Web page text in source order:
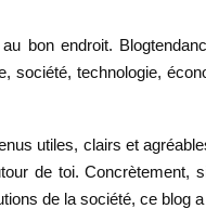
bon endroit.
société, technologie,
utiles, clairs et
de toi. Concrètement,
de la société, ce blog